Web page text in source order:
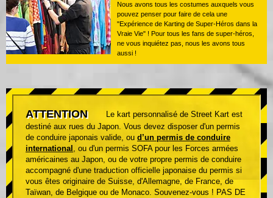
Nous avons tous les costumes auxquels vous
pouvez penser pour faire de cela une
"Expérience de Karting de Super-Héros dans la
Vraie Vie" ! Pour tous les fans de super-héros,
ne vous inquiétez pas, nous les avons tous
aussi !
ATTENTION
Le kart personnalisé de Street Kart est
destiné aux rues du Japon. Vous devez disposer d'un permis
de conduire japonais valide, ou d’un permis de conduire
international , ou d'un permis SOFA pour les Forces armées
américaines au Japon, ou de votre propre permis de conduire
accompagné d'une traduction officielle japonaise du permis si
vous êtes originaire de Suisse, d'Allemagne, de France, de
Taïwan, de Belgique ou de Monaco. Souvenez-vous ! PAS DE